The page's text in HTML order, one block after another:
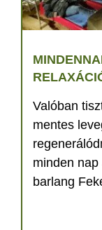
Valóban
mentes
minden
barlang